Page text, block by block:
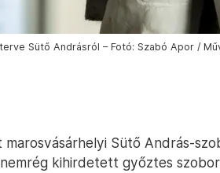
Sütő Andrásról – Fotó: Szabó Apor /
Sütő András-
kihirdetett győztes